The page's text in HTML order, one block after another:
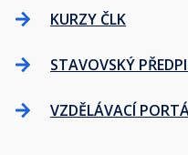
KURZY ČLK
STAVOVSKÝ
VZDĚLÁVACÍ